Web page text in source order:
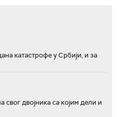
катастрофе у Србији, и за
свог двојника са којим дели и